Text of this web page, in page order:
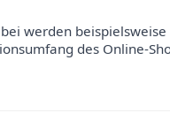
werden
des Online-